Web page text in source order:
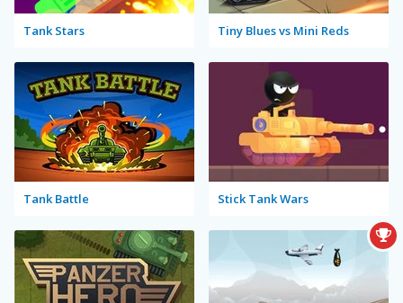
Tank Stars Tiny Blues vs Mini Reds
Tank Battle Stick Tank Wars